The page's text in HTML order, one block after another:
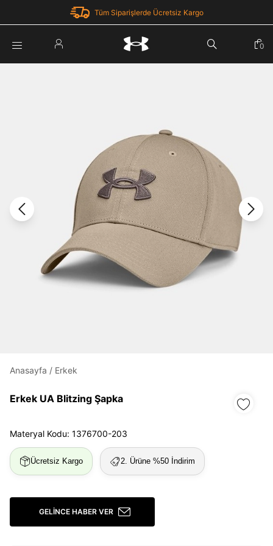
Tüm Siparişlerde Ücretsiz Kargo
göster
Şifremi Unuttum
Giriş Yap
Under Armour'da yeni misiniz? Kayıt Ol
Üye Olmadan Devam Et
0
Anasayfa / Erkek
Erkek UA Blitzing Şapka
Materyal Kodu: 1376700-203
Ücretsiz Kargo 2. Ürüne %50 İndirim
GELINCE HABER VER
Parola Yenileme
Parolayı Yenile
Giriş Sayfasına Dön
Zaten hesabın var mı? Giriş yap
Giriş Yap
Şifre